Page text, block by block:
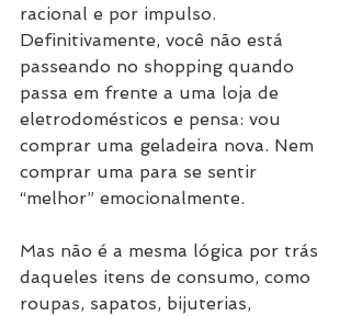
racional e por impulso.
Definitivamente, você não está
passeando no shopping quando
passa em frente a uma loja de
eletrodomésticos e pensa: vou
comprar uma geladeira nova. Nem
comprar uma para se sentir
“melhor” emocionalmente.
Mas não é a mesma lógica por trás
daqueles itens de consumo, como
roupas, sapatos, bijuterias,